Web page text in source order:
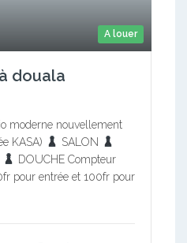
A louer
douala
moderne nouvellement
KASA)
SALON
DOUCHE Compteur
pour entrée et 100fr pour